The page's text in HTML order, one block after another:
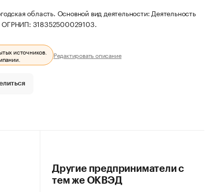
область. Основной вид деятельности: Деятельность
ОГРНИП: 318352500029103.
источников.
Редактировать описание
Другие предприниматели с
тем же ОКВЭД